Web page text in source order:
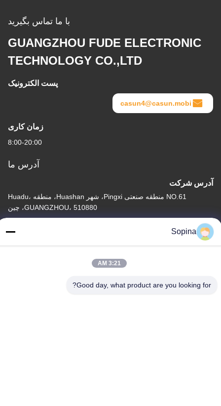
با ما تماس بگیرید
GUANGZHOU FUDE ELECTRONIC
TECHNOLOGY CO.,LTD
پست الکترونیک
casun4@casun.mobi
زمان کاری
8:00-20:00
آدرس ما
آدرس شرکت
NO.61 منطقه صنعتی Pingxi، شهر Huashan، منطقه Huadu،
GUANGZHOU، 510880، چین
آدرس کارخانه
Sopina
3:21 AM
Good day, what product are you looking for?